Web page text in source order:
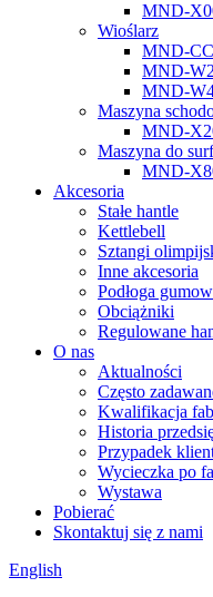
MND-
Wioślarz
MND-
MND-W2
MND-
Maszyna
MND-
Maszyna do
MND-
Akcesoria
Stałe hantle
Kettlebell
Sztangi
Inne akcesoria
Podłoga
Obciążniki
Regulowane
O nas
Aktualności
Często
Kwalifikacja
Historia
Przypadek
Wycieczka po
Wystawa
Pobierać
Skontaktuj się z nami
English